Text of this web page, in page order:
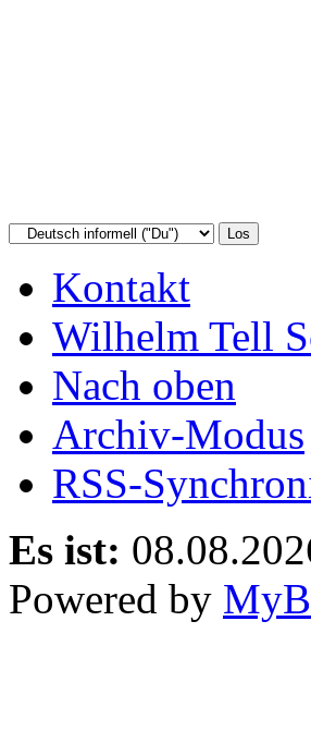
Kontakt
Wilhelm Tell
Nach oben
Archiv-Modus
RSS-
Es ist:
Powered by